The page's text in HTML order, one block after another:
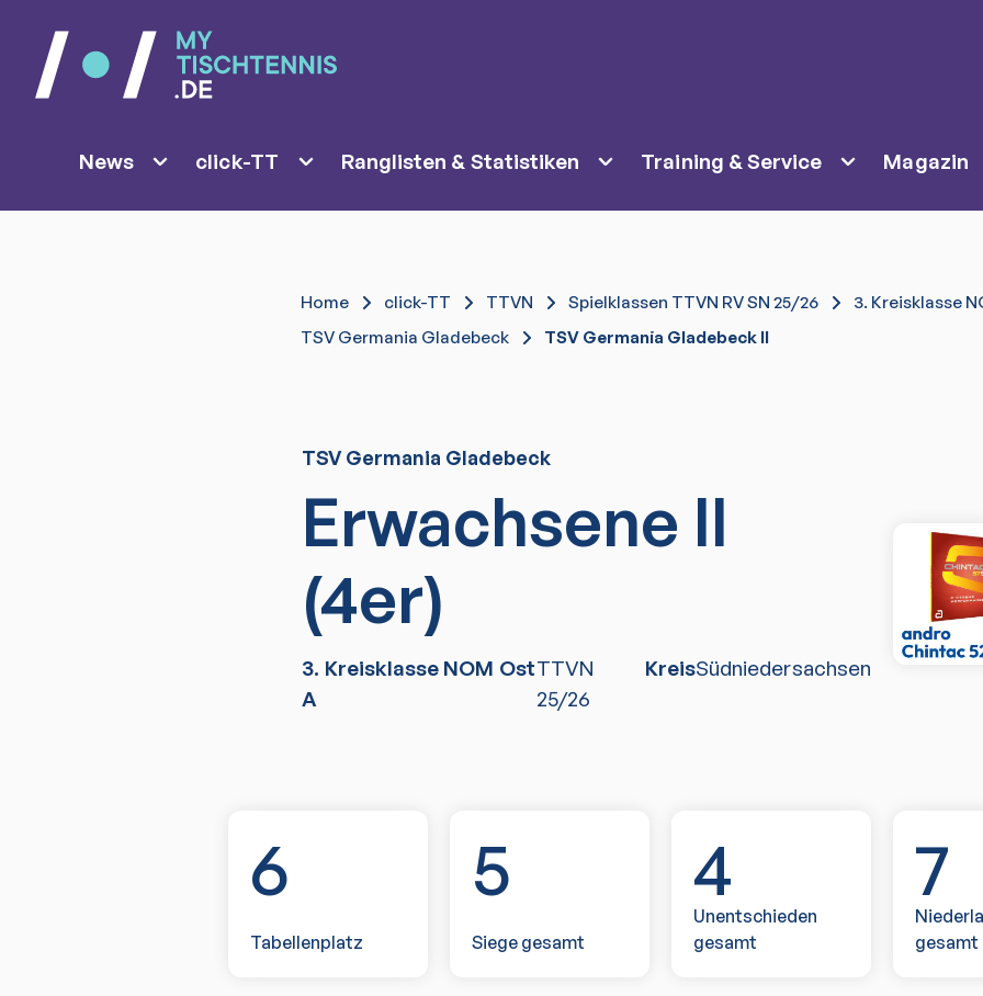
News click-TT Ranglisten & Statistiken Training & Service Magazin
Home click-TT TTVN Spielklassen TTVN RV SN 25/26
3. Kreisklasse
TSV Germania Gladebeck
TSV Germania Gladebeck II
TSV Germania Gladebeck
Erwachsene II
(4er)
3. Kreisklasse NOM Ost
A
TTVN
25/26
KreisSüdniedersachsen
6
Tabellenplatz
5
Siege gesamt
4
Unentschieden
gesamt
7
gesamt